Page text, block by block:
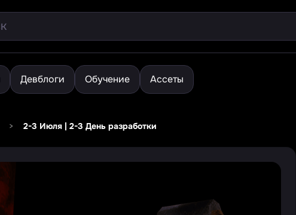
Девблоги Обучение Ассеты
> 2-3 Июля | 2-3 День разработки